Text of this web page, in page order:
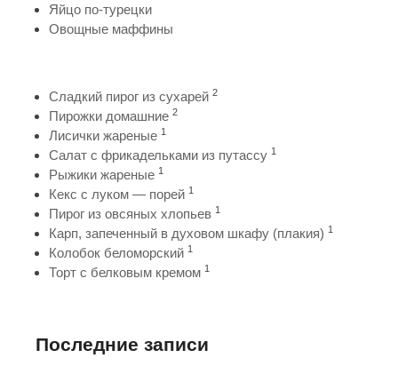
Яйцо по-турецки
Овощные маффины
Сладкий пирог из сухарей 2
Пирожки домашние 2
Лисички жареные 1
Салат с фрикадельками из путассу 1
Рыжики жареные 1
Кекс с луком — порей 1
Пирог из овсяных хлопьев 1
Карп, запеченный в духовом шкафу (плакия) 1
Колобок беломорский 1
Торт с белковым кремом 1
Последние записи